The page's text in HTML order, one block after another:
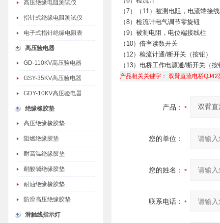
高压绝缘电阻测试仪
指针式绝缘电阻测试仪
电子式指针绝缘电阻表
高压验电器
GD-110KV高压验电器
GSY-35KV高压验电器
GDY-10KV高压验电器
绝缘橡胶垫
高压绝缘橡胶垫
阻燃绝缘胶垫
耐高温绝缘胶垫
耐酸碱绝缘胶垫
耐油绝缘橡胶垫
防滑高压绝缘胶垫
滑触线指示灯
（7）（11）被测电阻，电流端接
（8）检流计电气调节零旋钮
（9）被测电阻，电位端接线柱
（10）倍率读数开关
（12）检流计通/断开关（按钮）
（13）电桥工作电源通/断开关（按
产品相关关键字： 双臂直流电桥QJ42
产品：
您的单位：
您的姓名：
联系电话：